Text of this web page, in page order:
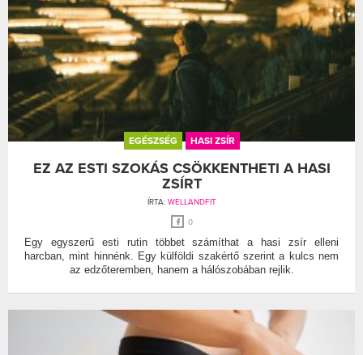
EGÉSZSÉG HASI ZSÍR
EZ AZ ESTI SZOKÁS CSÖKKENTHETI A HASI
ZSÍRT
ÍRTA: WELLANDFIT
0
Egy egyszerű esti rutin többet számíthat a hasi zsír elleni
harcban, mint hinnénk. Egy külföldi szakértő szerint a kulcs nem
az edzőteremben, hanem a hálószobában rejlik.